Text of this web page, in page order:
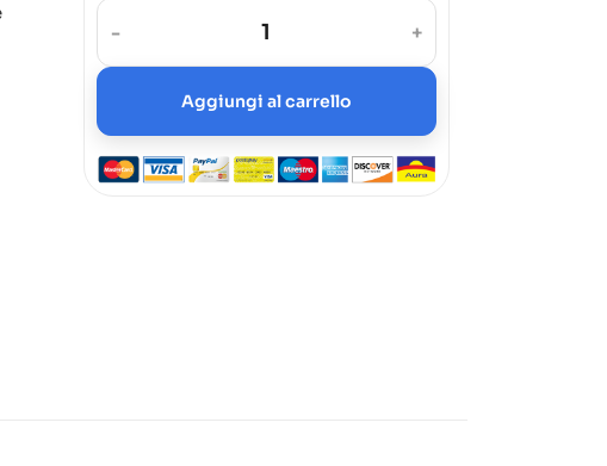
- +
Aggiungi al carrello